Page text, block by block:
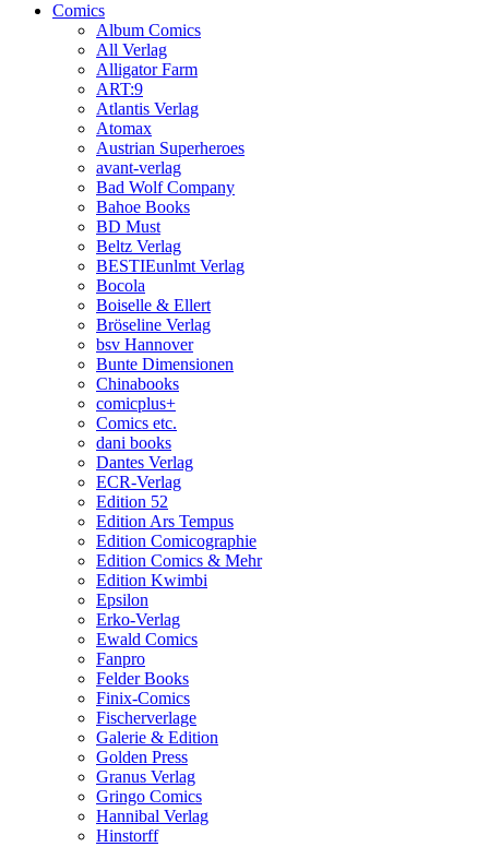
Comics
Album Comics
All Verlag
Alligator Farm
ART:9
Atlantis Verlag
Atomax
Austrian Superheroes
avant-verlag
Bad Wolf Company
Bahoe Books
BD Must
Beltz Verlag
BESTIEunlmt Verlag
Bocola
Boiselle & Ellert
Bröseline Verlag
bsv Hannover
Bunte Dimensionen
Chinabooks
comicplus+
Comics etc.
dani books
Dantes Verlag
ECR-Verlag
Edition 52
Edition Ars Tempus
Edition Comicographie
Edition Comics & Mehr
Edition Kwimbi
Epsilon
Erko-Verlag
Ewald Comics
Fanpro
Felder Books
Finix-Comics
Fischerverlage
Galerie & Edition
Golden Press
Granus Verlag
Gringo Comics
Hannibal Verlag
Hinstorff